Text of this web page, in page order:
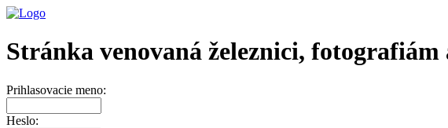
Stránka venovaná železnici, fotografiám
Prihlasovacie meno:
Heslo: